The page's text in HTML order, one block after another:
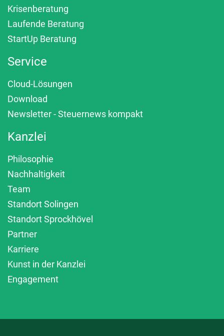
Krisenberatung
Laufende Beratung
StartUp Beratung
Service
Cloud-Lösungen
Download
Newsletter - Steuernews kompakt
Kanzlei
Philosophie
Nachhaltigkeit
Team
Standort Solingen
Standort Sprockhövel
Partner
Karriere
Kunst in der Kanzlei
Engagement